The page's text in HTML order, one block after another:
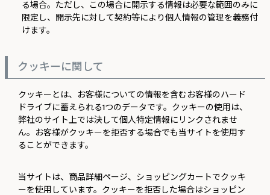
る場合。ただし、この場合に開示する情報は必要な範囲のみに
限定し、開示先に対して契約等により個人情報の管理を義務付
けます。
クッキーに関して
クッキーとは、お客様についての情報を含むお客様のハード
ドライブに蓄えられる1つのデータです。クッキーの使用は、
弊社のサイト上では決して個人特定情報にリンクされませ
ん。お客様がクッキーを拒否する場合でも当サイトを使用す
ることができます。
当サイトは、商品詳細ページ、ショッピングカートでクッキ
ーを使用しています。クッキーを拒否した場合はショッピン